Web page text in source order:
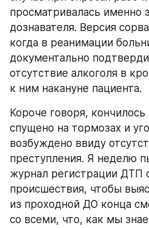
просматривалась именно
дознавателя. Версия
когда в реанимации
документально
отсутствие алкоголя в
к ним накануне пациента.
Короче говоря,
спущено на тормозах и
возбуждено ввиду
преступления. Я неделю
журнал регистрации ДТП
происшествия, чтобы
из проходной ДО конца
со всеми, что, как мы